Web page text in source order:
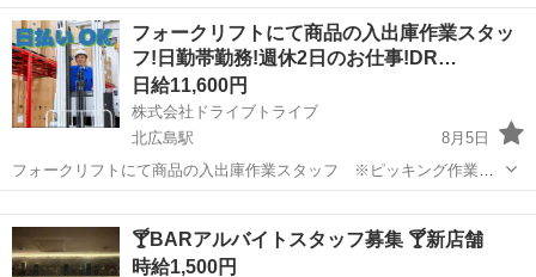
性活躍中！ワンルーム寮完備！日払い制度あり！働きやすい日勤＆土
日祝休み！マイカー通勤可！工場見学あり◎《北海道北広島市》 人気
の工場のお仕事 ◇トラック用部品...
北海道 北広島市 千歳駅 その他
フォークリフトにて商品の入出庫作業スタッ
フ!日勤帯勤務!週休2日のお仕事!DR…
日給11,600円
株式会社ドライブトライブ
北広島駅
8月5日
フォークリフトにて商品の入出庫作業スタッフ ※ピッキング作業も
あります 商品 ：商品(日用品) 働く場所：倉庫内 作業比率：フォー
クリフト(9割)/作業(1割) 年齢層 ：20～60くらいまでの方が活躍中 勤
務時...
🍸BARアルバイトスタッフ募集 🍸新店舗
時給1,500円